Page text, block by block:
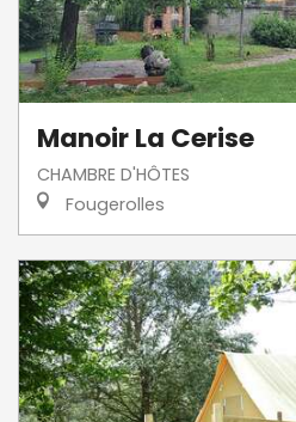
Manoir La Cerise
CHAMBRE D'HÔTES
Fougerolles